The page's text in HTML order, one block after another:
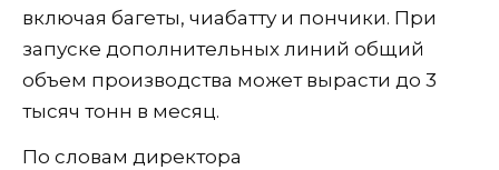
включая багеты, чиабатту и пончики. При
запуске дополнительных линий общий
объем производства может вырасти до 3
тысяч тонн в месяц.
По словам директора